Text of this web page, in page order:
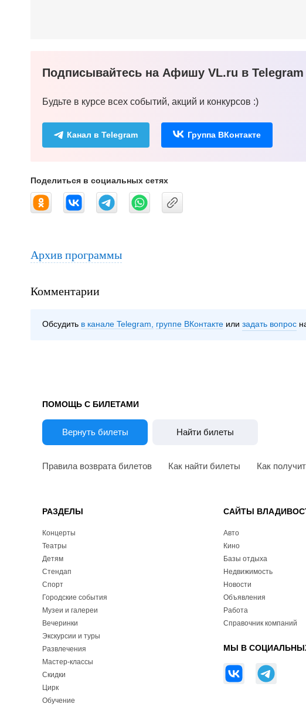
Подписывайтесь на Афишу VL.ru в Telegram
Будьте в курсе всех событий, акций и конкурсов :)
Канал в Telegram Группа ВКонтакте
Поделиться в социальных сетях
Архив программы
Комментарии
Обсудить в канале Telegram группе ВКонтакте задать вопрос
ПОМОЩЬ С БИЛЕТАМИ
Вернуть билеты Найти билеты
Правила возврата билетов Как найти билеты Как
РАЗДЕЛЫ
Концерты
Театры
Детям
Стендап
Спорт
Городские события
Музеи и галереи
Вечеринки
Экскурсии и туры
Развлечения
Мастер-классы
Скидки
Цирк
Обучение
САЙТЫ
Авто
Кино
Базы отдыха
Недвижимость
Новости
Объявления
Работа
Справочник компаний
МЫ В